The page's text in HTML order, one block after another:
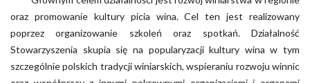
oraz promowanie kultury picia wina. Cel ten jest realizowany
poprzez organizowanie szkoleń oraz spotkań. Działalność
Stowarzyszenia skupia się na popularyzacji kultury wina w tym
szczególnie polskich tradycji winiarskich, wspieraniu rozwoju winnic